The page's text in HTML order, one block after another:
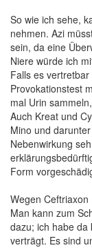
So wie ich sehe,
nehmen. Azi
sein, da eine
Niere würde ich
Falls es
Provokationstest
mal Urin
Auch Kreat und
Mino und
Nebenwirkung
Form
Wegen
Man kann zum
dazu; ich habe da
verträgt. Es sind